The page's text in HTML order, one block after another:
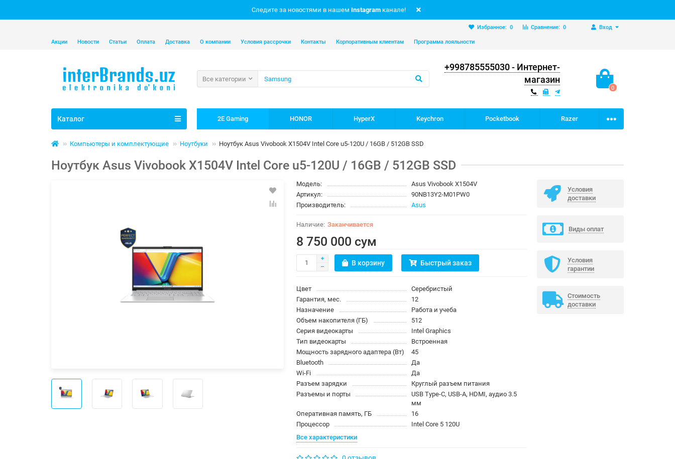
Следите за новостями в нашем Instagram канале!
Вход
Сравнение: 0
Избранное: 0
Акции Новости Статьи Оплата Доставка О компании Условия рассрочки Контакты Корпоративным клиентам Программа лояльности
+998785555030 - Интернет-
магазин
0
Все категории
Каталог 2E Gaming HONOR HyperX Keychron Pocketbook Razer
Компьютеры и комплектующие Ноутбуки Ноутбук Asus Vivobook X1504V Intel Core u5-120U / 16GB / 512GB SSD
Ноутбук Asus Vivobook X1504V Intel Core u5-120U / 16GB / 512GB SSD
Модель:
Asus Vivobook X1504V
Артикул:
90NB13Y2-M01PW0
Производитель:
Asus
Заканчивается
8 750 000 сум
В корзину Быстрый заказ
Цвет
Серебристый
Гарантия, мес.
12
Назначение
Работа и учеба
Объем накопителя (ГБ)
512
Серия видеокарты
Intel Graphics
Тип видеокарты
Встроенная
Мощность зарядного адаптера (Вт)
45
Bluetooth
Да
Wi-Fi
Да
Разъем зарядки
Круглый разъем питания
Разъемы и порты
USB Type-C, USB-A, HDMI, аудио 3.5
мм
Оперативная память, ГБ
16
Процессор
Intel Core 5 120U
Все характеристики
Условия
доставки
Виды оплат
Условия
гарантии
Стоимость
доставки